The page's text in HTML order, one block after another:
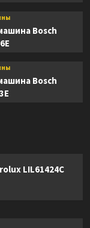
Bosch
Bosch
LIL61424C